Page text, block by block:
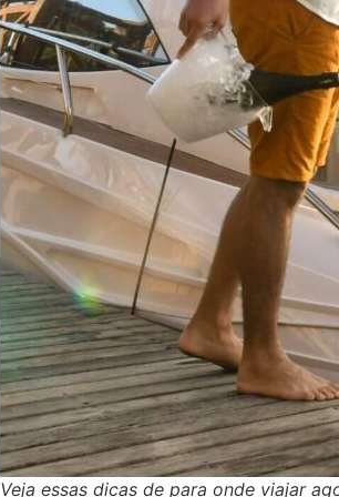
Veja essas dicas de para onde viajar